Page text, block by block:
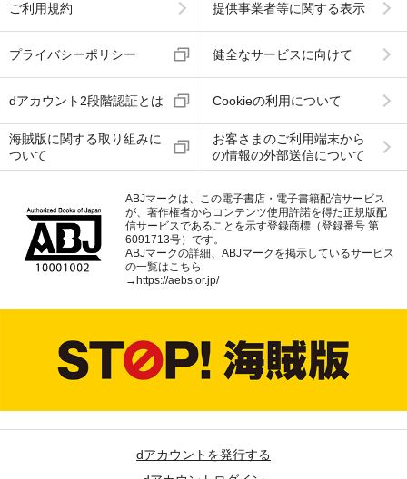
ご利用規約 提供事業者等に関する表示
プライバシーポリシー 健全なサービスに向けて
dアカウント2段階認証とは Cookieの利用について
海賊版に関する取り組みに
ついて
お客さまのご利用端末から
の情報の外部送信について
ABJマークは、この電子書店・電子書籍配信サービス
が、著作権者からコンテンツ使用許諾を得た正規版配
信サービスであることを示す登録商標（登録番号 第
6091713号）です。
ABJマークの詳細、ABJマークを掲示しているサービス
の一覧はこちら
→ https://aebs.or.jp/
dアカウントを発行する